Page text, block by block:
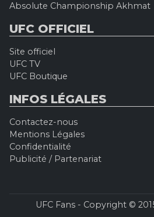
Absolute Championship Akhmat
UFC OFFICIEL
Site officiel
UFC TV
UFC Boutique
INFOS LÉGALES
Contactez-nous
Mentions Légales
Confidentialité
Publicité / Partenariat
UFC Fans - Copyright ©